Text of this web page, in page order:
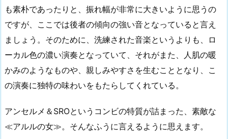
も素朴であったりと、振れ幅が非常に大きいように思うの
ですが、ここでは後者の傾向の強い音となっていると言え
ましょう。そのために、洗練された音楽というよりも、ロ
ーカル色の濃い演奏となっていて、それがまた、人肌の暖
かみのようなものや、親しみやすさを生むこととなり、こ
の演奏に独特の味わいをもたらしてくれている。
アンセルメ＆SROというコンビの特質が詰まった、素敵な
≪アルルの女≫。そんなふうに言えるように思えます。